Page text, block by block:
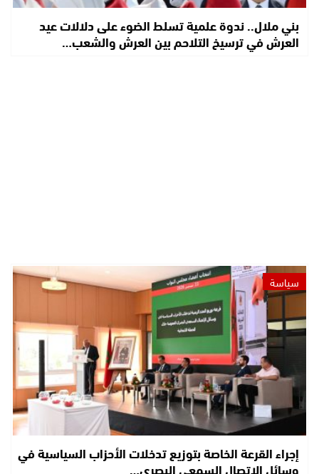
بني ملال.. ندوة علمية تسلط الضوء على دلالات عيد
العرش في ترسيخ التلاحم بين العرش والشعب…
سياسة
إجراء القرعة الخاصة بتوزيع تدخلات الأحزاب السياسية في
وسائل الاتصال السمعي البصري…